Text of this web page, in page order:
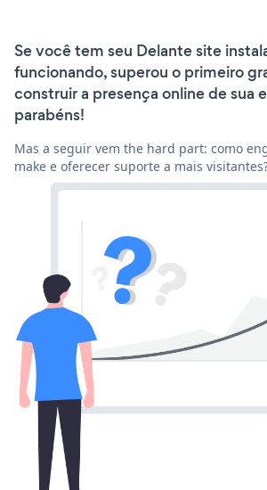
Se você tem seu Delante site
funcionando, superou o primeiro
construir a presença online de sua
parabéns!
Mas a seguir vem the hard part: como
make e oferecer suporte a mais